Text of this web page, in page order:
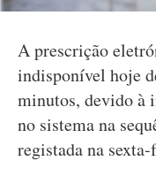
A prescrição
indisponível hoje
minutos, devido à
no sistema na
registada na